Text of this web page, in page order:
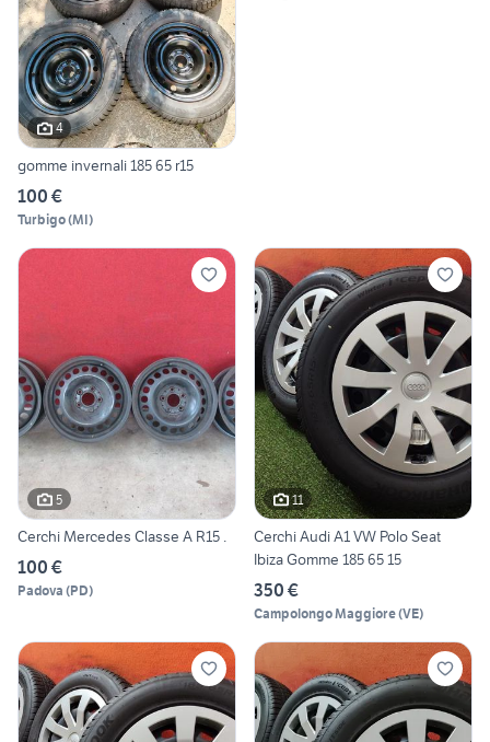
4
gomme invernali 185 65 r15
100 €
Turbigo(MI)
5
Cerchi Mercedes Classe A R15 .
100 €
Padova (PD)
11
Cerchi Audi A1 VW Polo Seat
Ibiza Gomme 185 65 15
350 €
Campolongo Maggiore(VE)